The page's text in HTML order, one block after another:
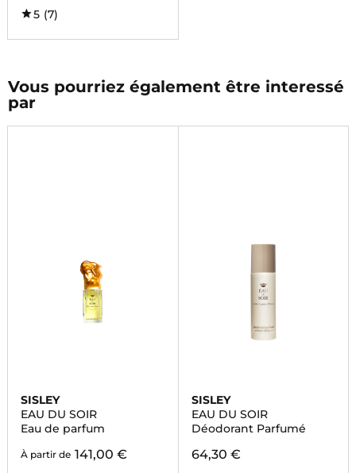
5 (7)
Vous pourriez également être interessé
par
SISLEY
EAU DU SOIR
Eau de parfum
À partir de 141,00 €
SISLEY
EAU DU SOIR
Déodorant Parfumé
64,30 €